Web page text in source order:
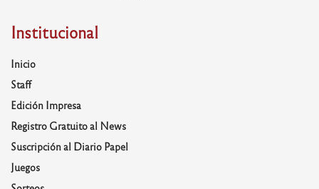
Institucional
Inicio
Staff
Edición Impresa
Registro Gratuito al News
Suscripción al Diario Papel
Juegos